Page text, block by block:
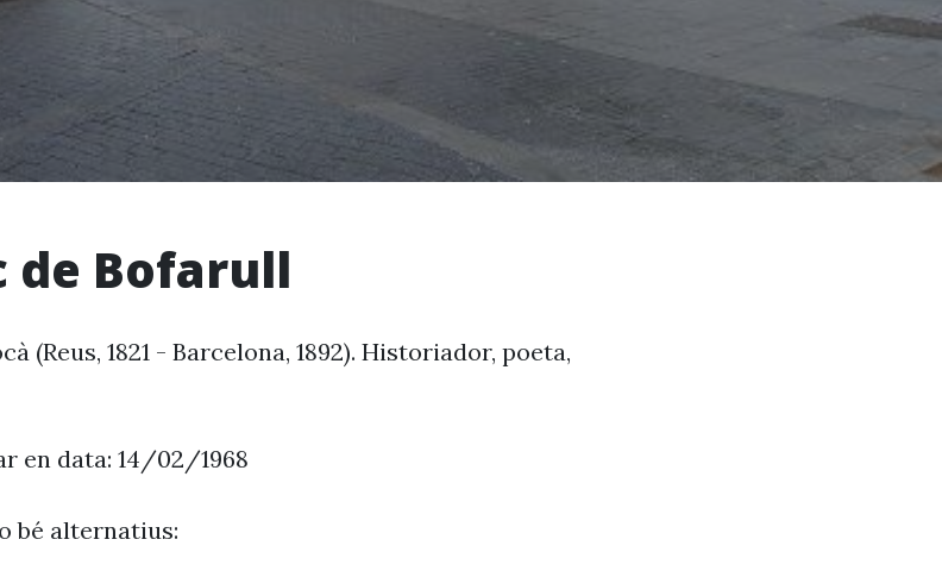
de Bofarull
(Reus, 1821 - Barcelona, 1892). Historiador, poeta,
en data: 14/02/1968
bé alternatius: